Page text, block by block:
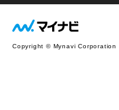
Copyright © Mynavi Corporation